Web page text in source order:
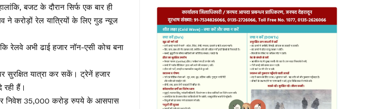
बजट के दौरान सिर्फ एक बार ही
ने करोड़ों रेल यात्रियों के लिए गुड न्यूज
रेलवे अभी ढाई हजार नॉन-एसी कोच बना
सुरक्षित यात्रा कर सकें। ट्रेनें हजार
रही हैं।
निवेश 35,000 करोड़ रुपये के आसपास